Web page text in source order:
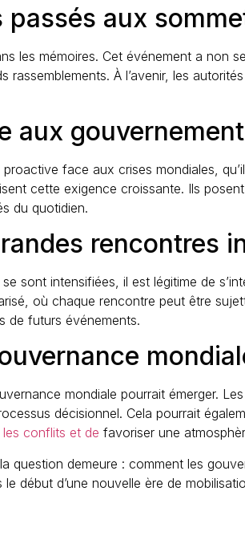
aux
les mémoires. Cet événement a non
À l’avenir, les
aux
face aux crises mondiales,
cette exigence croissante. Ils
du quotidien.
rencontres
sont intensifiées, il est légitime de
où chaque rencontre peut être
de futurs événements.
mondiale pourrait émerger.
décisionnel. Cela pourrait
les conflits et de favoriser une
question demeure : comment les
début d’une nouvelle ère de